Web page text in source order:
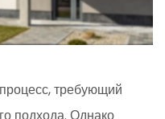
требующий
подхода. Однако